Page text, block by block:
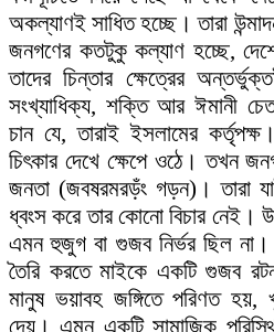
অকল্যাণই সাধিত হচ্ছে। তারা
জনগণের কতটুকু কল্যাণ হচ্ছে,
তাদের চিন্তার ক্ষেত্রের
সংখ্যাধিক্য, শক্তি আর ঈমানী
চান যে, তারাই ইসলামের
চিৎকার দেখে ক্ষেপে ওঠে। তখন
জনতা (জবষরমরড়ঁং গড়ন)। তারা
ধ্বংস করে তার কোনো বিচার নেই।
এমন হুজুগ বা গুজব নির্ভর ছিল
তৈরি করতে মাইকে একটি গুজব
মানুষ ভয়াবহ জঙ্গিতে পরিণত হয়,
দেয়। এমন একটি সামাজিক